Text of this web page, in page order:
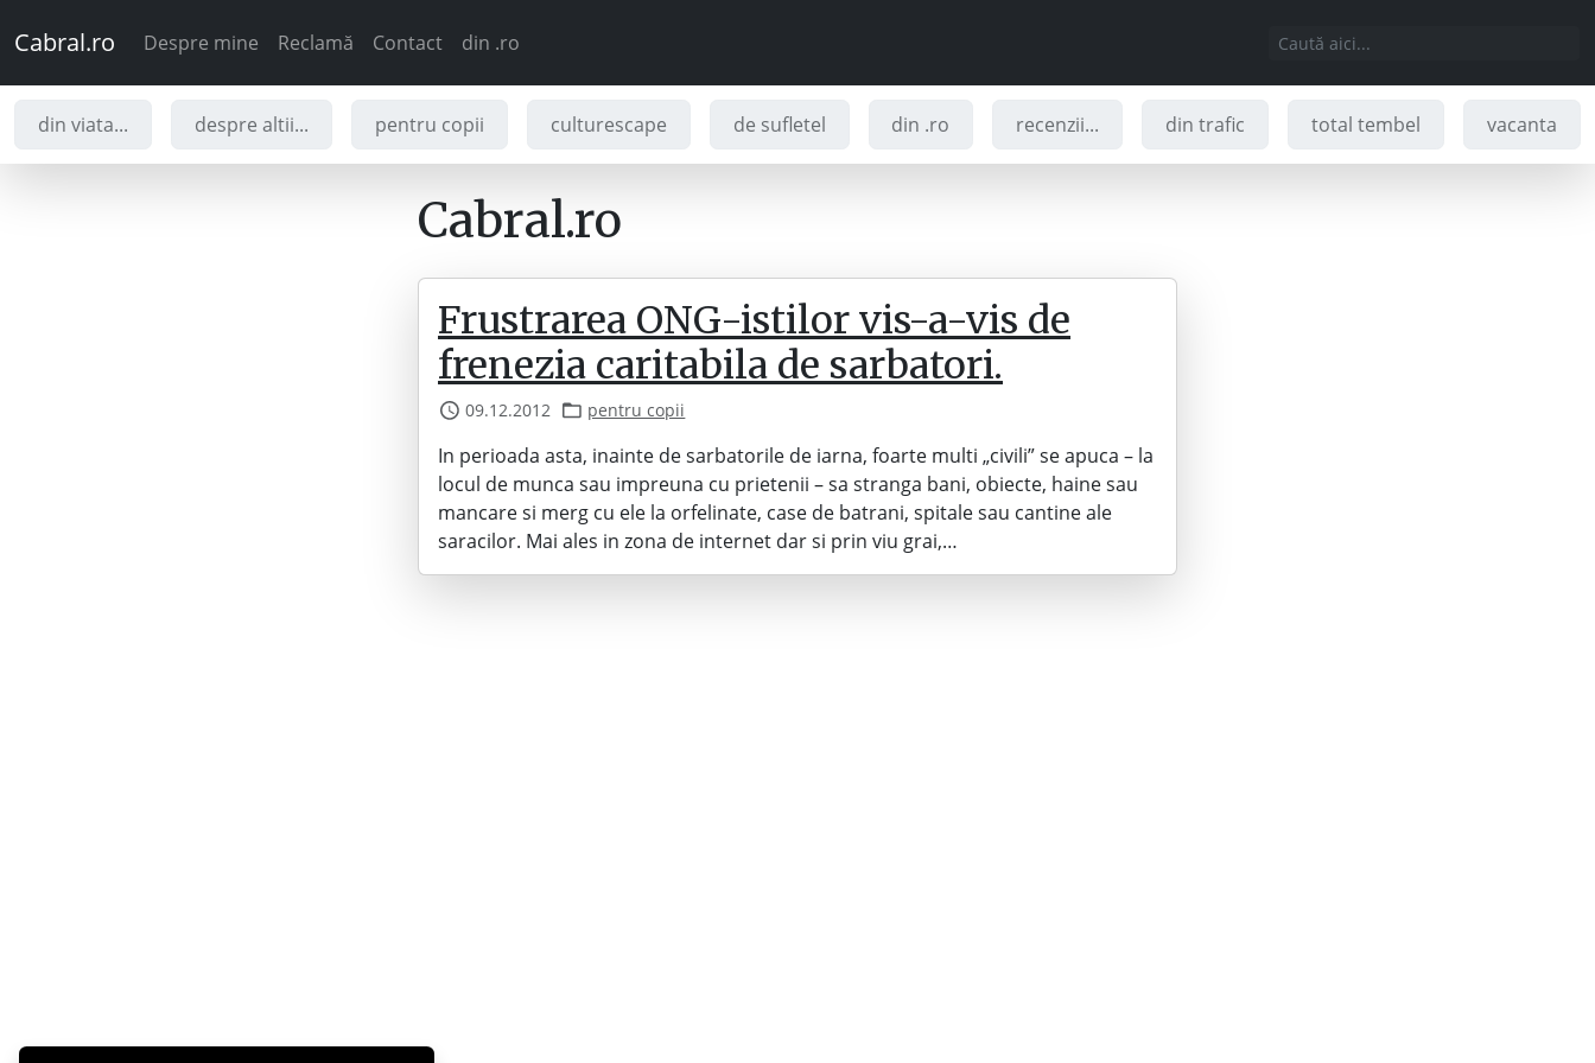
Cabral.ro Despre mine Reclamă Contact din .ro
din viata... despre altii... pentru copii culturescape de sufletel din .ro recenzii... din trafic total tembel vacanta
Cabral.ro
Frustrarea ONG-istilor vis-a-vis de
frenezia caritabila de sarbatori.
09.12.2012 pentru copii
In perioada asta, inainte de sarbatorile de iarna, foarte multi „civili” se apuca – la
locul de munca sau impreuna cu prietenii – sa stranga bani, obiecte, haine sau
mancare si merg cu ele la orfelinate, case de batrani, spitale sau cantine ale
saracilor. Mai ales in zona de internet dar si prin viu grai,…